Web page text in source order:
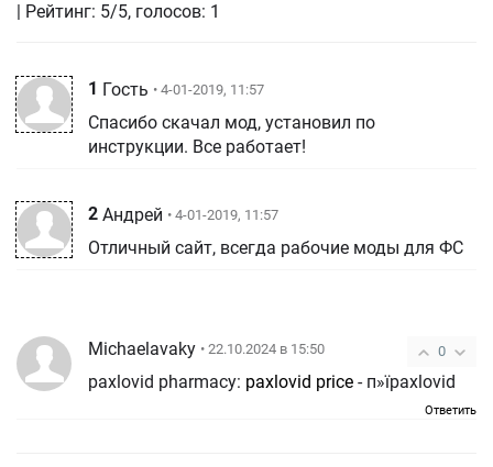
| Рейтинг: 5/5, голосов: 1
1 Гость • 4-01-2019, 11:57
Спасибо скачал мод, установил по
инструкции. Все работает!
2 Андрей • 4-01-2019, 11:57
Отличный сайт, всегда рабочие моды для ФС
0
Michaelavaky • 22.10.2024 в 15:50
paxlovid pharmacy: paxlovid price - п»їpaxlovid
Ответить